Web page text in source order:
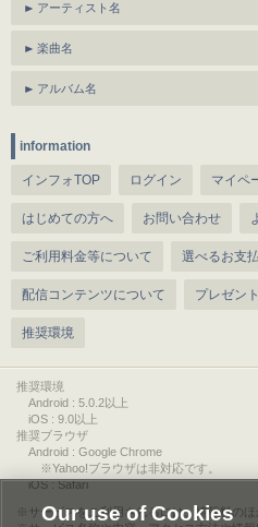
アーティスト名
楽曲名
アルバム名
information
インフォTOP ログイン マイペ
はじめての方へ お問い合わせ
ご利用料金等について 選べるお支
配信コンテンツについて プレゼン
推奨環境
推奨環境
Android : 5.0.2以上
iOS : 9.0以上
推奨ブラウザ
Android : Google Chrome
※Yahoo!ブラウザは非対応です。
iOS : Safari
サービスをご利用されるには、情報料の
Our use of Cookies